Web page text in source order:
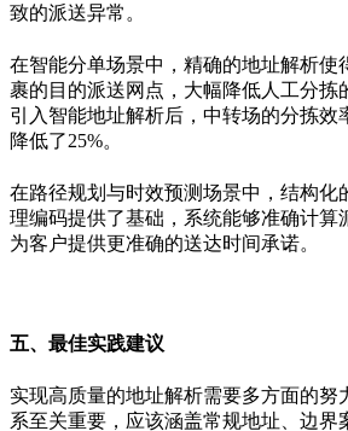
致的派送异常。
在智能分单场景中，精确的地址解析使
裹的目的派送网点，大幅降低人工分拣
引入智能地址解析后，中转场的分拣效
降低了25%。
在路径规划与时效预测场景中，结构化
理编码提供了基础，系统能够准确计算
为客户提供更准确的送达时间承诺。
五、最佳实践建议
实现高质量的地址解析需要多方面的努
系至关重要，应该涵盖常规地址、边界